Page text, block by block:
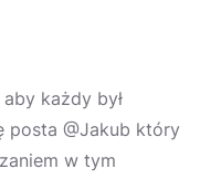
każdy był
posta @Jakub który
w tym